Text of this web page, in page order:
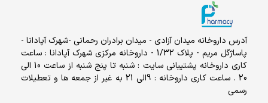
آدرس داروخانه میدان آزادی - میدان برادران رحمانی -شهرک آپادانا -
پاساژگل مریم - پلاک 1/32 - داروخانه مرکزی شهرک آپادانا : ساعت
کاری داروخانه پشتیبانی سایت : شنبه تا پنج شنبه از ساعت 10 الی
20 . ساعت کاری داروخانه : 9الی 21 به غیر از جمعه ها و تعطیلات
رسمی